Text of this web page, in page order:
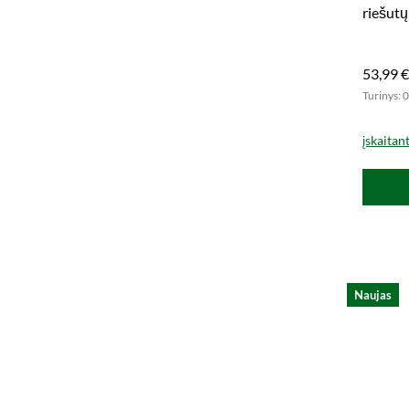
53,99 €
Turinys:
Naujas